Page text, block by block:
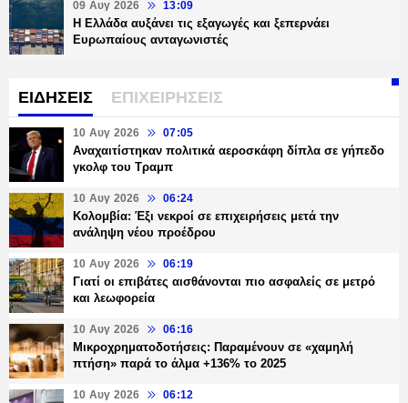
09 Αυγ 2026 13:09
Η Ελλάδα αυξάνει τις εξαγωγές και ξεπερνάει
Ευρωπαίους ανταγωνιστές
ΕΙΔΗΣΕΙΣ ΕΠΙΧΕΙΡΗΣΕΙΣ
10 Αυγ 2026 07:05
Αναχαιτίστηκαν πολιτικά αεροσκάφη δίπλα σε γήπεδο
γκολφ του Τραμπ
10 Αυγ 2026 06:24
Κολομβία: Έξι νεκροί σε επιχειρήσεις μετά την
ανάληψη νέου προέδρου
10 Αυγ 2026 06:19
Γιατί οι επιβάτες αισθάνονται πιο ασφαλείς σε μετρό
και λεωφορεία
10 Αυγ 2026 06:16
Μικροχρηματοδοτήσεις: Παραμένουν σε «χαμηλή
πτήση» παρά το άλμα +136% το 2025
10 Αυγ 2026 06:12